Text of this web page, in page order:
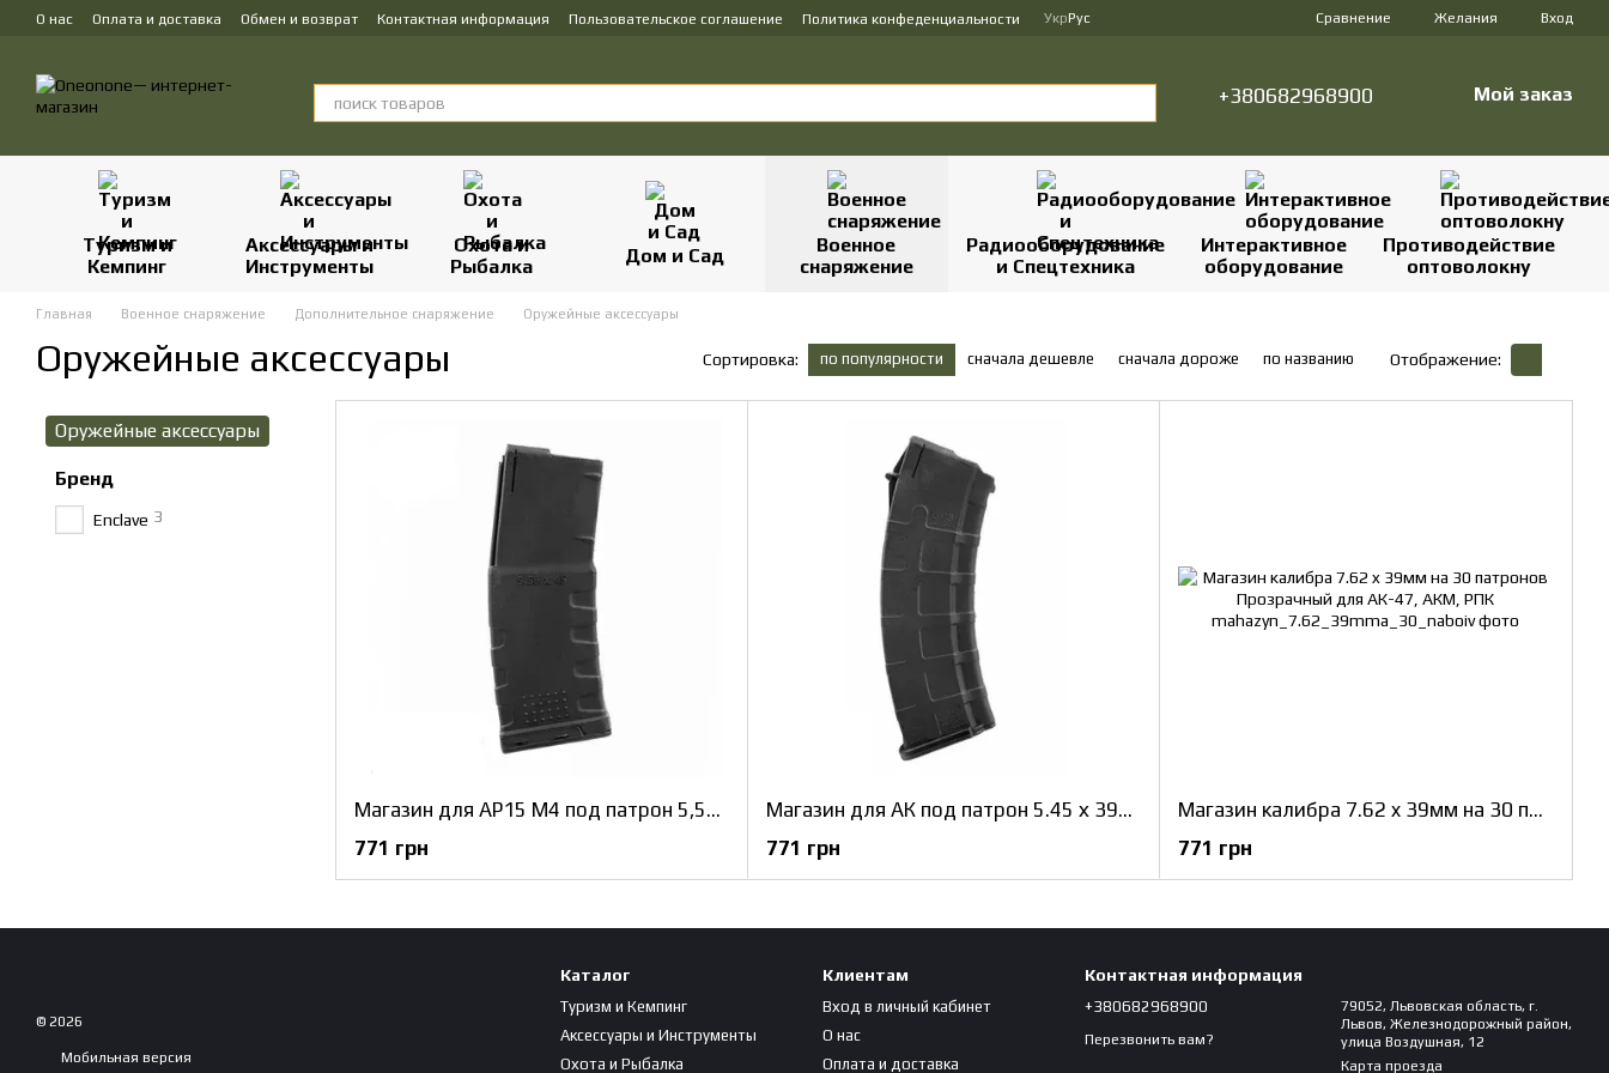
Перейти к основному контенту
О нас Оплата и доставка Обмен и возврат Контактная информация Пользовательское соглашение Политика конфеденциальности УкрРус Сравнение Желания Вход
+380682968900 Мой заказ
Туризм и
Кемпинг
Аксессуары и
Инструменты
Охота и
Рыбалка
Дом и Сад
Военное
снаряжение
Радиооборудование
и Спецтехника
Интерактивное
оборудование
Противодействие
оптоволокну
Главная Военное снаряжение Дополнительное снаряжение Оружейные аксессуары
Оружейные аксессуары Сортировка: по популярности сначала дешевле сначала дороже по названию Отображение:
Магазин для АР15 М4 под патрон 5,56на45 Черный
771 грн
Магазин для АК под патрон 5.45 х 39мм на 30 патронов Черный
771 грн
Магазин калибра 7.62 x 39мм на 30 патронов Прозрачный для АК-47, АКМ, РПК
771 грн
Оружейные аксессуары
Бренд
Enclave 3
© 2026
Мобильная версия
Каталог
Туризм и Кемпинг
Аксессуары и Инструменты
Охота и Рыбалка
Клиентам
Вход в личный кабинет
О нас
Оплата и доставка
Контактная информация
+380682968900
Перезвонить вам?
79052, Львовская область, г.
Львов, Железнодорожный район,
улица Воздушная, 12
Карта проезда